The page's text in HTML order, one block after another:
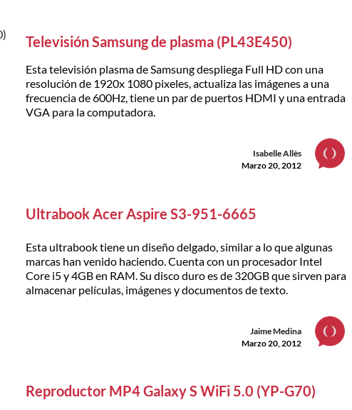
Televisión Samsung de plasma (PL43E450)
Esta televisión plasma de Samsung despliega Full HD con una
resolución de 1920x 1080 pixeles, actualiza las imágenes a una
frecuencia de 600Hz, tiene un par de puertos HDMI y una entrada
VGA para la computadora.
Isabelle Allès
Marzo 20, 2012
Ultrabook Acer Aspire S3-951-6665
Esta ultrabook tiene un diseño delgado, similar a lo que algunas
marcas han venido haciendo. Cuenta con un procesador Intel
Core i5 y 4GB en RAM. Su disco duro es de 320GB que sirven para
almacenar películas, imágenes y documentos de texto.
Jaime Medina
Marzo 20, 2012
Reproductor MP4 Galaxy S WiFi 5.0 (YP-G70)